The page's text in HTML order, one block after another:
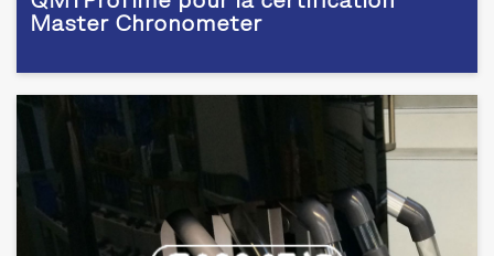
Master Chronometer